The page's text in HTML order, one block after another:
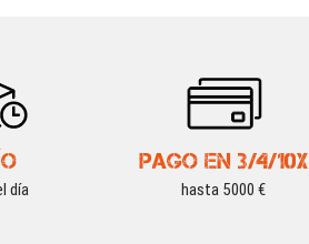
día
PAGO EN 3/4/10X
hasta 5000 €